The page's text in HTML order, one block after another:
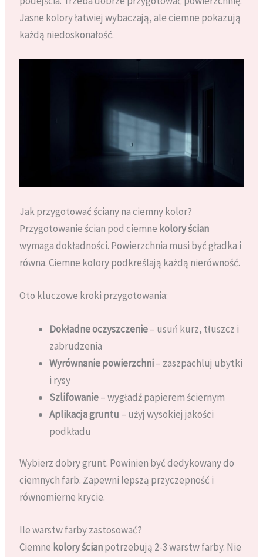
Jasne kolory łatwiej wybaczają, ale ciemne pokazują
każdą niedoskonałość.
Jak przygotować ściany na ciemny kolor?
Przygotowanie ścian pod ciemne kolory ścian
wymaga dokładności. Powierzchnia musi być gładka i
równa. Ciemne kolory podkreślają każdą nierówność.
Oto kluczowe kroki przygotowania:
Dokładne oczyszczenie– usuń kurz, tłuszcz i
zabrudzenia
Wyrównanie powierzchni– zaszpachluj ubytki
i rysy
Szlifowanie– wygładź papierem ściernym
Aplikacja gruntu – użyj wysokiej jakości
podkładu
Wybierz dobry grunt. Powinien być dedykowany do
ciemnych farb. Zapewni lepszą przyczepność i
równomierne krycie.
Ile warstw farby zastosować?
Ciemne kolory ścianpotrzebują 2-3 warstw farby. Nie